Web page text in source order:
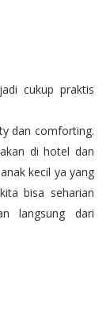
cukup praktis
dan comforting.
di hotel dan
kecil ya yang
bisa seharian
langsung dari